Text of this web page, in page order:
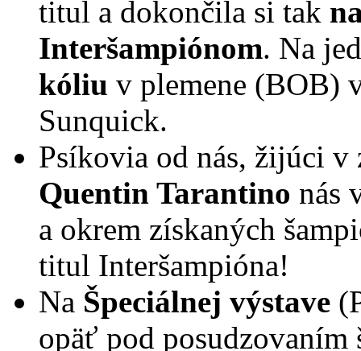
titul a dokončila si tak
Interšampiónom. Na
kóliu v plemene (BOB)
Sunquick.
Psíkovia od nás, žijúci v
Quentin Tarantino nás
a okrem získaných
titul Interšampióna!
Na Špeciálnej výstave
opäť pod posudzovaním